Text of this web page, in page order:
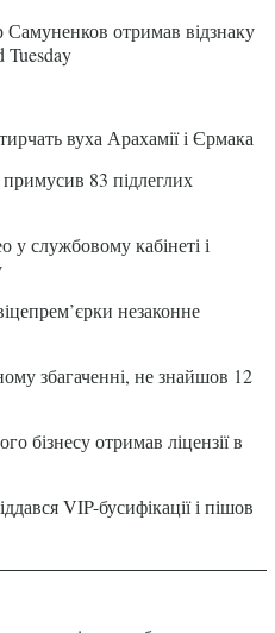
Самуненков отримав відзнаку
Tuesday
вуха Арахамії і Єрмака
83 підлеглих
у службовому кабінеті і
незаконне
збагаченні, не знайшов 12
бізнесу отримав ліцензії в
VIP-бусифікації і пішов